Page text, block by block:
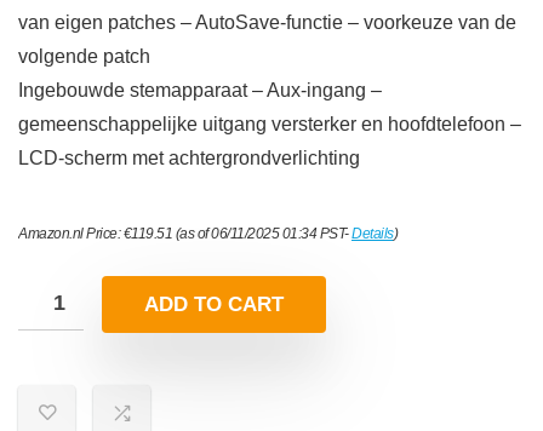
van eigen patches – AutoSave-functie – voorkeuze van de
volgende patch
Ingebouwde stemapparaat – Aux-ingang –
gemeenschappelijke uitgang versterker en hoofdtelefoon –
LCD-scherm met achtergrondverlichting
Amazon.nl Price:€119.51 (as of 06/11/2025 01:34 PST-Details)
ADD TO CART